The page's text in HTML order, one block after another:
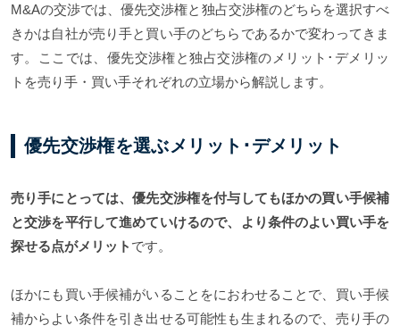
M&Aの交渉では、優先交渉権と独占交渉権のどちらを選択すべ
きかは自社が売り手と買い手のどちらであるかで変わってきま
す。ここでは、優先交渉権と独占交渉権のメリット･デメリッ
トを売り手・買い手それぞれの立場から解説します。
優先交渉権を選ぶメリット･デメリット
売り手にとっては、優先交渉権を付与してもほかの買い手候補
と交渉を平行して進めていけるので、より条件のよい買い手を
探せる点がメリット です。
ほかにも買い手候補がいることをにおわせることで、買い手候
補からよい条件を引き出せる可能性も生まれるので、売り手の